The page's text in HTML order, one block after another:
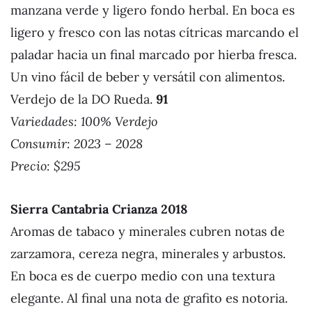
manzana verde y ligero fondo herbal. En boca es
ligero y fresco con las notas cítricas marcando el
paladar hacia un final marcado por hierba fresca.
Un vino fácil de beber y versátil con alimentos.
Verdejo de la DO Rueda. 91
Variedades: 100% Verdejo
Consumir: 2023 – 2028
Precio: $295
Sierra Cantabria Crianza 2018
Aromas de tabaco y minerales cubren notas de
zarzamora, cereza negra, minerales y arbustos.
En boca es de cuerpo medio con una textura
elegante. Al final una nota de grafito es notoria.